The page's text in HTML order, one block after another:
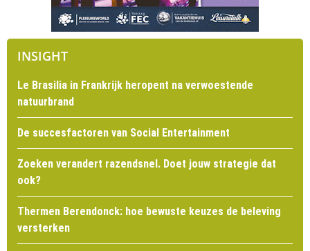
INSIGHT
Le Brasilia in Frankrijk heropent na verwoestende
natuurbrand
De succesfactoren van Social Entertainment
Zoeken verandert razendsnel. Doet jouw strategie dat
ook?
Thermen Berendonck: hoe bewuste keuzes de beleving
versterken